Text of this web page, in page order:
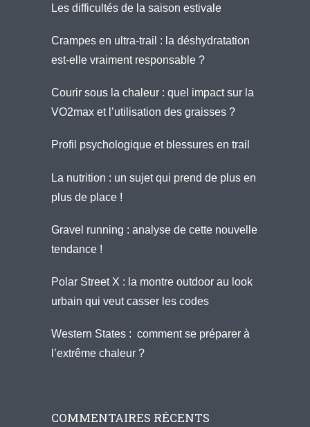
Les difficultés de la saison estivale
Crampes en ultra-trail : la déshydratation
est-elle vraiment responsable ?
Courir sous la chaleur : quel impact sur la
VO2max et l’utilisation des graisses ?
Profil psychologique et blessures en trail
La nutrition : un sujet qui prend de plus en
plus de place !
Gravel running : analyse de cette nouvelle
tendance !
Polar Street X : la montre outdoor au look
urbain qui veut casser les codes
Western States : comment se préparer à
l’extrême chaleur ?
COMMENTAIRES RÉCENTS